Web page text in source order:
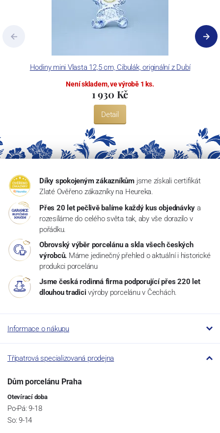
Hodiny mini Vlasta 12,5 cm, Cibulák, originální z Dubí
Není skladem, ve výrobě 1 ks.
1 930 Kč
Detail
Díky spokojeným zákazníkům jsme získali certifikát
Zlaté Ověřeno zákazníky na Heureka.
Přes 20 let pečlivě balíme každý kus objednávky a
rozesíláme do celého světa tak, aby vše dorazilo v
pořádku.
Obrovský výběr porcelánu a skla všech českých
výrobců. Máme jedinečný přehled o aktuální i historické
produkci porcelánu
Jsme česká rodinná firma podporující přes 220 let
dlouhou tradici výroby porcelánu v Čechách.
Informace o nákupu
Třípatrová specializovaná prodejna
Dům porcelánu Praha
Otevírací doba
Po-Pá: 9-18
So: 9-14